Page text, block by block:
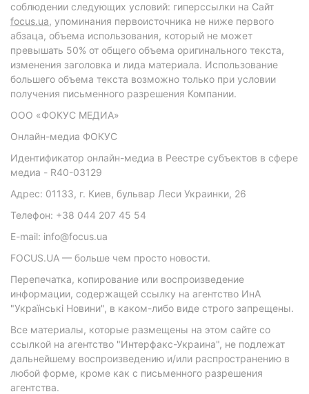
соблюдении следующих условий: гиперссылки на Сайт
focus.ua, упоминания первоисточника не ниже первого
абзаца, объема использования, который не может
превышать 50% от общего объема оригинального текста,
изменения заголовка и лида материала. Использование
большего объема текста возможно только при условии
получения письменного разрешения Компании.
ООО «ФОКУС МЕДИА»
Онлайн-медиа ФОКУС
Идентификатор онлайн-медиа в Реестре субъектов в сфере
медиа - R40-03129
Адрес: 01133, г. Киев, бульвар Леси Украинки, 26
Телефон: +38 044 207 45 54
E-mail: info@focus.ua
FOCUS.UA — больше чем просто новости.
Перепечатка, копирование или воспроизведение
информации, содержащей ссылку на агентство ИнА
"Українські Новини", в каком-либо виде строго запрещены.
Все материалы, которые размещены на этом сайте со
ссылкой на агентство "Интерфакс-Украина", не подлежат
дальнейшему воспроизведению и/или распространению в
любой форме, кроме как с письменного разрешения
агентства.